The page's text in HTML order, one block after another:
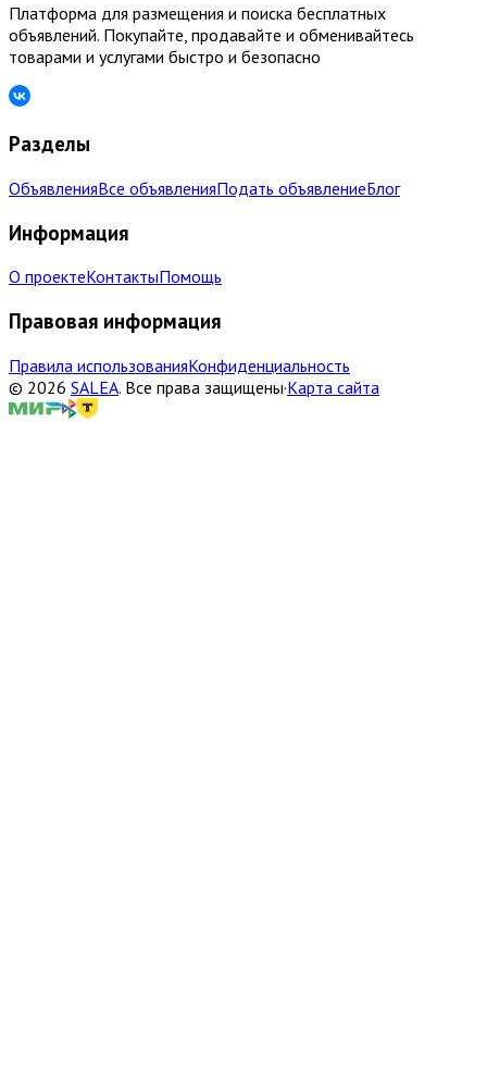
Платформа для размещения и поиска бесплатных
объявлений. Покупайте, продавайте и обменивайтесь
товарами и услугами быстро и безопасно
Разделы
ОбъявленияВсе объявленияПодать объявлениеБлог
Информация
О проектеКонтактыПомощь
Правовая информация
Правила использованияКонфиденциальность
© 2026 SALEA. Все права защищены·Карта сайта